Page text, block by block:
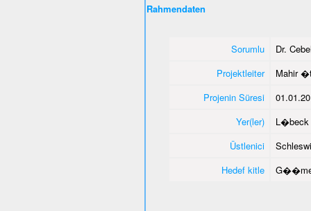
Rahmendaten
Sorumlu
Dr.
Projektleiter
Mahir
Projenin Süresi
Yer(ler)
Üstlenici
Hedef kitle